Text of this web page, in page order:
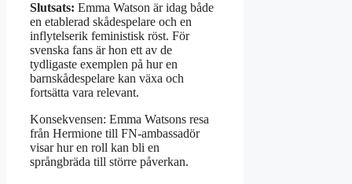
Slutsats: Emma Watson är idag både
en etablerad skådespelare och en
inflytelserik feministisk röst. För
svenska fans är hon ett av de
tydligaste exemplen på hur en
barnskådespelare kan växa och
fortsätta vara relevant.
Konsekvensen: Emma Watsons resa
från Hermione till FN-ambassadör
visar hur en roll kan bli en
språngbräda till större påverkan.